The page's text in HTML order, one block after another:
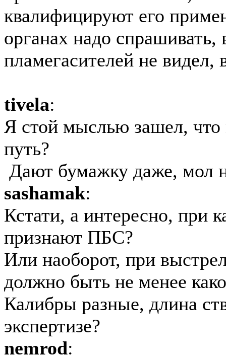
квалифицируют его
органах надо спрашивать,
пламегасителей не видел,
tivela:
Я стой мыслью зашел, что
путь?
Дают бумажку даже, мол
sashamak:
Кстати, а интересно, при
признают ПБС?
Или наоборот, при
должно быть не менее
Калибры разные, длина
экспертизе?
nemrod: